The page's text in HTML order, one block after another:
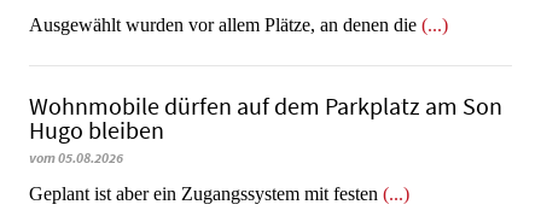
Ausgewählt wurden vor allem Plätze, an denen die (...)
Wohnmobile dürfen auf dem Parkplatz am Son
Hugo bleiben
vom 05.08.2026
Geplant ist aber ein Zugangssystem mit festen (...)